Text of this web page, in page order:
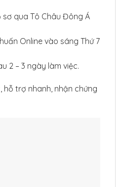
qua Tô Châu Đông Á
Online vào sáng Thứ 7
2 – 3 ngày làm việc.
trợ nhanh, nhận chứng